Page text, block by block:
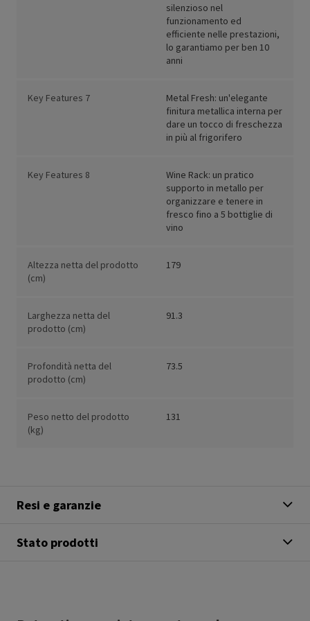
silenzioso nel
funzionamento ed
efficiente nelle prestazioni,
lo garantiamo per ben 10
anni
Key Features 7
Metal Fresh: un'elegante
finitura metallica interna per
dare un tocco di freschezza
in più al frigorifero
Key Features 8
Wine Rack: un pratico
supporto in metallo per
organizzare e tenere in
fresco fino a 5 bottiglie di
vino
Altezza netta del prodotto
(cm)
179
Larghezza netta del
prodotto (cm)
91.3
Profondità netta del
prodotto (cm)
73.5
Peso netto del prodotto
(kg)
131
Resi e garanzie
Stato prodotti